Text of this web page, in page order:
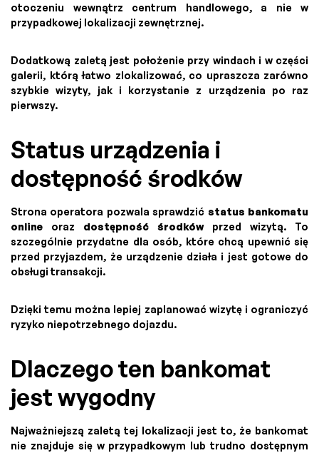
otoczeniu wewnątrz centrum handlowego, a nie w
przypadkowej lokalizacji zewnętrznej.
Dodatkową zaletą jest położenie przy windach i w części
galerii, którą łatwo zlokalizować, co upraszcza zarówno
szybkie wizyty, jak i korzystanie z urządzenia po raz
pierwszy.
Status urządzenia i
dostępność środków
Strona operatora pozwala sprawdzić status bankomatu
online oraz dostępność środkówprzed wizytą. To
szczególnie przydatne dla osób, które chcą upewnić się
przed przyjazdem, że urządzenie działa i jest gotowe do
obsługi transakcji.
Dzięki temu można lepiej zaplanować wizytę i ograniczyć
ryzyko niepotrzebnego dojazdu.
Dlaczego ten bankomat
jest wygodny
Najważniejszą zaletą tej lokalizacji jest to, że bankomat
nie znajduje się w przypadkowym lub trudno dostępnym